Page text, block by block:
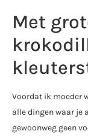
Met
Voordat ik moeder
alle dingen waar je
gewoonweg geen